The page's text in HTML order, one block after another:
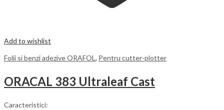
Add to wishlist
Folii si benzi adezive ORAFOL , Pentru cutter-plotter
ORACAL 383 Ultraleaf Cast
Caracteristici: